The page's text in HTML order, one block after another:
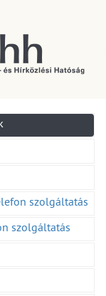
szolgáltatás
szolgáltatás